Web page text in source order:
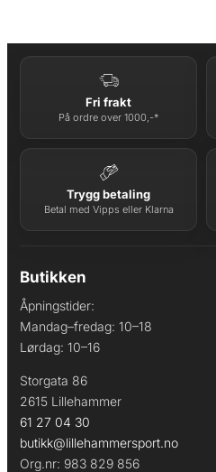
Fri frakt
På ordre over 1000,-*
Trygg betaling
Betal med Vipps eller Klarna
Butikken
Åpningstider:
Mandag–fredag: 10–18
Lørdag: 10–16
Storgata 86
2615 Lillehammer
61 27 04 30
butikk@lillehammersport.no
Org.nr: 983 829 856